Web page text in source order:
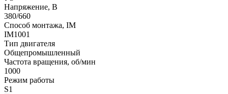
Напряжение, В
380/660
Способ монтажа, IM
IM1001
Тип двигателя
Общепромышленный
Частота вращения, об/мин
1000
Режим работы
S1